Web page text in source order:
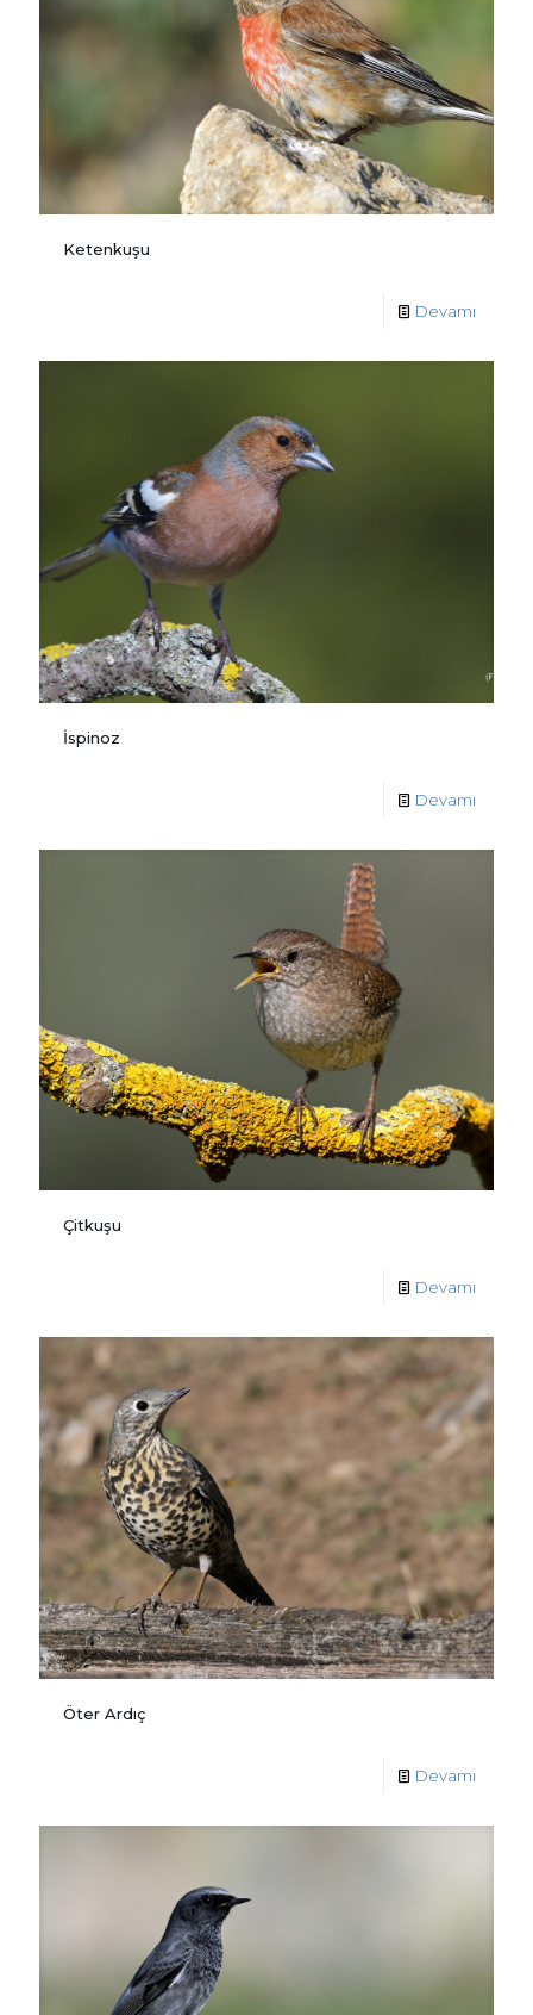
Ketenkuşu
Devamı
İspinoz
Devamı
Çitkuşu
Devamı
Öter Ardıç
Devamı